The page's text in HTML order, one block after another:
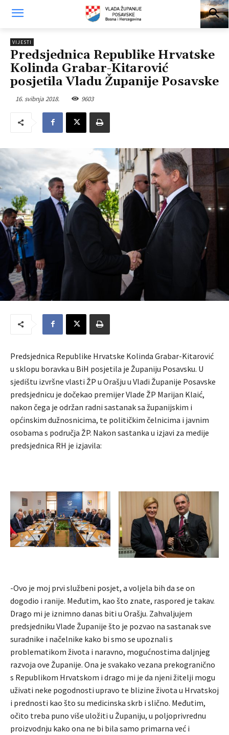
VIJESTI
Predsjednica Republike Hrvatske
Kolinda Grabar-Kitarović
posjetila Vladu Županije Posavske
16. svibnja 2018. 9603
Predsjednica Republike Hrvatske Kolinda Grabar-Kitarović
u sklopu boravka u BiH posjetila je Županiju Posavsku. U
sjedištu izvršne vlasti ŽP u Orašju u Vladi Županije Posavske
predsjednicu je dočekao premijer Vlade ŽP Marijan Klaić,
nakon čega je održan radni sastanak sa županijskim i
općinskim dužnosnicima, te političkim čelnicima i javnim
osobama s područja ŽP. Nakon sastanka u izjavi za medije
predsjednica RH je izjavila:
-Ovo je moj prvi službeni posjet, a voljela bih da se on
dogodio i ranije. Međutim, kao što znate, raspored je takav.
Drago mi je iznimno danas biti u Orašju. Zahvaljujem
predsjedniku Vlade Županije što je pozvao na sastanak sve
suradnike i načelnike kako bi smo se upoznali s
problematikom života i naravno, mogućnostima daljnjeg
razvoja ove Županije. Ona je svakako vezana prekogranično
s Republikom Hrvatskom i drago mi je da njeni žitelji mogu
uživati neke pogodnosti upravo te blizine života u Hrvatskoj
i prednosti kao što su medicinska skrb i slično. Međutim,
očito treba puno više uložiti u Županiju, u poljoprivrednu
proizvodnju kako ona ne bi bila samo primarna već i